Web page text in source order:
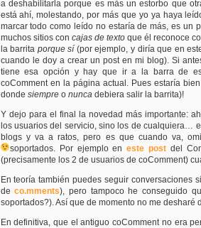
a deshabilitarla porque es más un estorbo que
está ahí, molestando, por más que yo ya haya
marcar todo como leído no estaría de más, es un
muchos sitios con cajas de textoque él reconoce
la barrita porque sí (por ejemplo, y diría que en
cuando le doy a crear un post en mi blog). Si
tiene esa opción y hay que ir a la barra de
coComment en la página actual. Pues estaría
donde siempreo nuncadebiera salir la barrita)!
Y dejo para el final la novedad más importante:
los usuarios del servicio, sino los de cualquiera…
blogs y va a ratos, pero es que cuando va,
soportados. Por ejemplo eneste post del
(precisamente los 2 de usuarios de coComment)
En teoría también puedes seguir conversaciones
deco.mments), pero tampoco he conseguido
soportados?). Así que de momento no me desharé
En definitiva, que el antiguo coComment no era